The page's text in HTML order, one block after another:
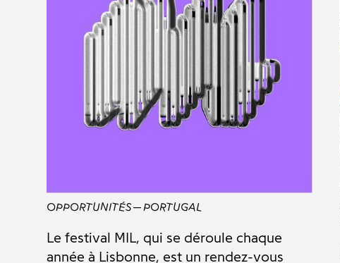
OPPORTUNITÉS PORTUGAL
Le festival MIL, qui se déroule chaque
année à Lisbonne, est un rendez-vous